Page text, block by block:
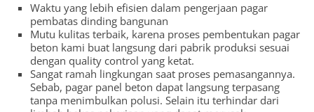
Waktu yang lebih efisien dalam pengerjaan pagar
pembatas dinding bangunan
Mutu kulitas terbaik, karena proses pembentukan pagar
beton kami buat langsung dari pabrik produksi sesuai
dengan quality control yang ketat.
Sangat ramah lingkungan saat proses pemasangannya.
Sebab, pagar panel beton dapat langsung terpasang
tanpa menimbulkan polusi. Selain itu terhindar dari